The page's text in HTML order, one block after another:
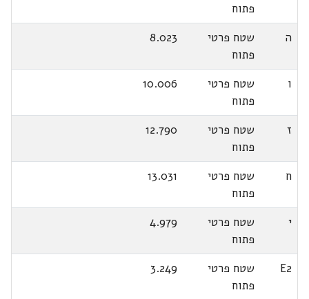
פתוח
ה
שטח פרטי
פתוח
8.023
ו
שטח פרטי
פתוח
10.006
ז
שטח פרטי
פתוח
12.790
ח
שטח פרטי
פתוח
13.031
י
שטח פרטי
פתוח
4.979
E2
שטח פרטי
פתוח
3.249